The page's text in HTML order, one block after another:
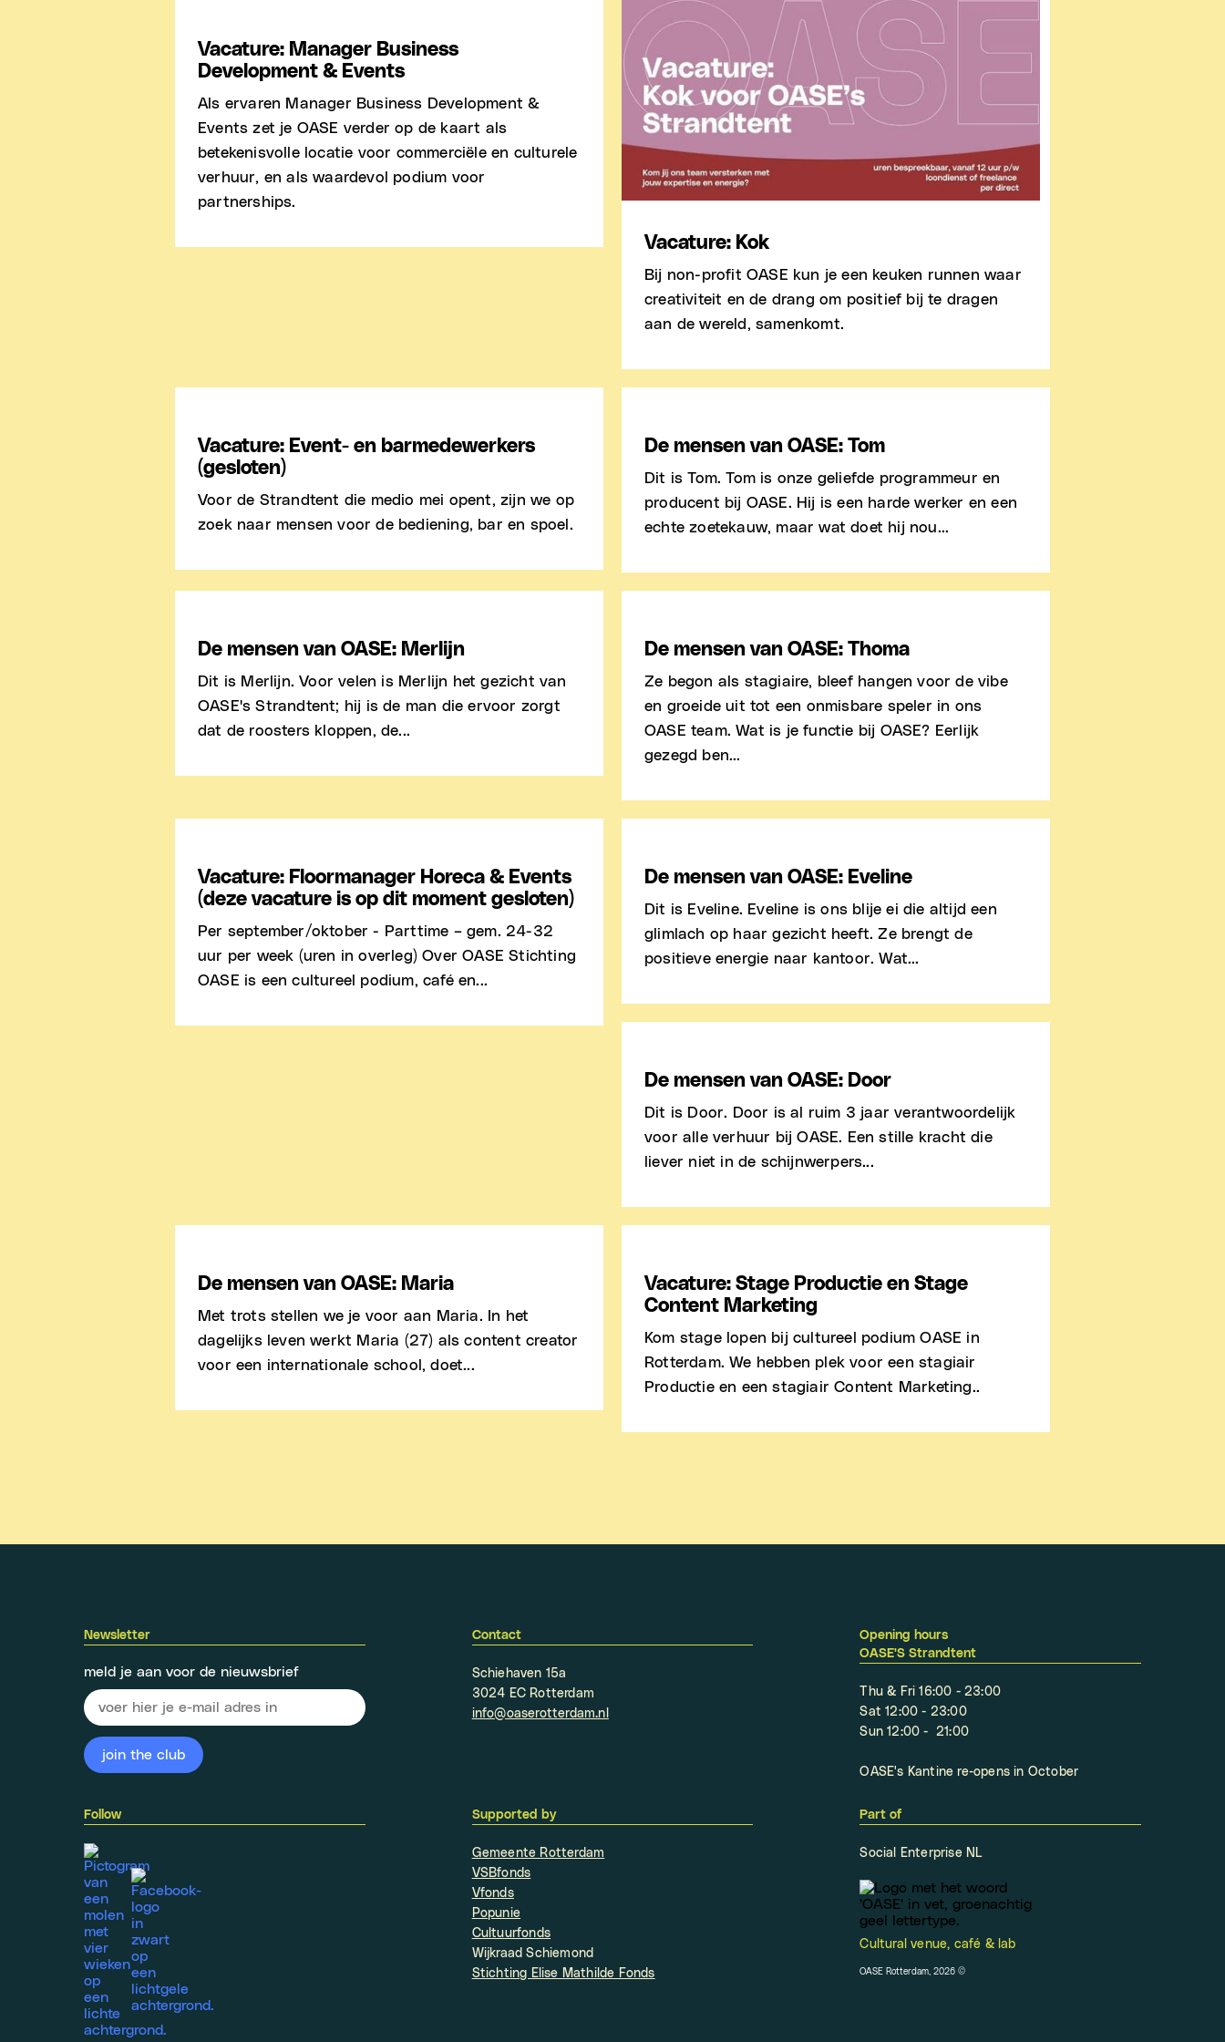
Vacature: Manager Business
Development & Events
Als ervaren Manager Business Development &
Events zet je OASE verder op de kaart als
betekenisvolle locatie voor commerciële en culturele
verhuur, en als waardevol podium voor
partnerships.
Vacature: Kok
Bij non-profit OASE kun je een keuken runnen waar
creativiteit en de drang om positief bij te dragen
aan de wereld, samenkomt.
Vacature: Event- en barmedewerkers
(gesloten)
Voor de Strandtent die medio mei opent, zijn we op
zoek naar mensen voor de bediening, bar en spoel.
De mensen van OASE: Tom
Dit is Tom. Tom is onze geliefde programmeur en
producent bij OASE. Hij is een harde werker en een
echte zoetekauw, maar wat doet hij nou...
De mensen van OASE: Merlijn
Dit is Merlijn. Voor velen is Merlijn het gezicht van
OASE's Strandtent; hij is de man die ervoor zorgt
dat de roosters kloppen, de...
De mensen van OASE: Thoma
Ze begon als stagiaire, bleef hangen voor de vibe
en groeide uit tot een onmisbare speler in ons
OASE team. Wat is je functie bij OASE? Eerlijk
gezegd ben...
Vacature: Floormanager Horeca & Events
(deze vacature is op dit moment gesloten)
Per september/oktober - Parttime – gem. 24-32
uur per week (uren in overleg) Over OASE Stichting
OASE is een cultureel podium, café en...
De mensen van OASE: Eveline
Dit is Eveline. Eveline is ons blije ei die altijd een
glimlach op haar gezicht heeft. Ze brengt de
positieve energie naar kantoor. Wat...
De mensen van OASE: Door
Dit is Door. Door is al ruim 3 jaar verantwoordelijk
voor alle verhuur bij OASE. Een stille kracht die
liever niet in de schijnwerpers...
De mensen van OASE: Maria
Met trots stellen we je voor aan Maria. In het
dagelijks leven werkt Maria (27) als content creator
voor een internationale school, doet...
Vacature: Stage Productie en Stage
Content Marketing
Kom stage lopen bij cultureel podium OASE in
Rotterdam. We hebben plek voor een stagiair
Productie en een stagiair Content Marketing..
Newsletter
meld je aan voor de nieuwsbrief
Contact
Schiehaven 15a
3024 EC Rotterdam
info@oaserotterdam.nl
Opening hours
OASE'S Strandtent
Thu & Fri 16:00 - 23:00
Sat 12:00 - 23:00
Sun 12:00 - 21:00
OASE's Kantine re-opens in October
Follow Supported by
Gemeente Rotterdam
VSBfonds
Vfonds
Popunie
Cultuurfonds
Wijkraad Schiemond
Stichting Elise Mathilde Fonds
Part of
Social Enterprise NL
Cultural venue, café & lab
OASE Rotterdam, 2026©